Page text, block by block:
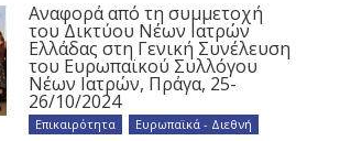
Αναφορά από τη συμμετοχή
του Δικτύου Νέων Ιατρών
Ελλάδας στη Γενική Συνέλευση
του Ευρωπαϊκού Συλλόγου
Νέων Ιατρών, Πράγα, 25-
26/10/2024
Επικαιρότητα Ευρωπαϊκά - Διεθνή